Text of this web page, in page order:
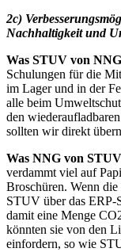
2c)
Nachhaltigkeit und
Was STUV von
Schulungen für die
im Lager und in der
alle beim
den
sollten wir direkt
Was NNG von
verdammt viel auf
Broschüren. Wenn
STUV über das ERP-
damit eine Menge
könnten sie von den
einfordern, so wie